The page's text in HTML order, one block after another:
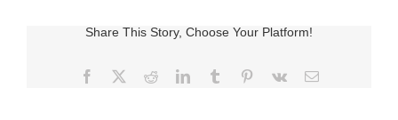
Share This Story, Choose Your Platform!
Facebook RedditLinkedInTumblr Pinterest
Vk
E-